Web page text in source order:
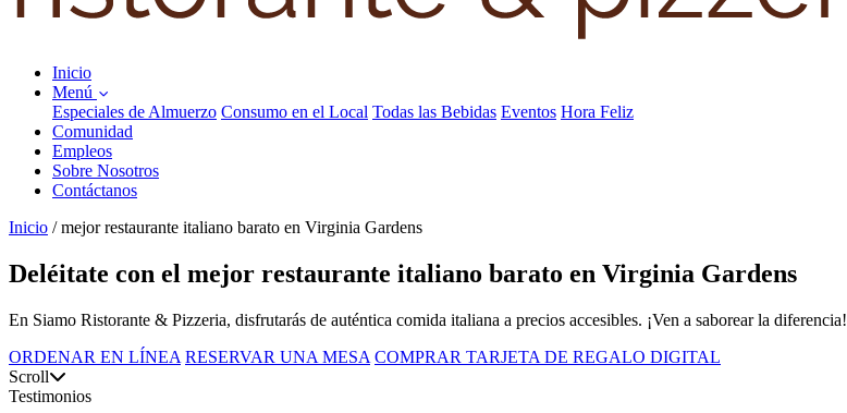
Inicio
Menú
Especiales de Almuerzo Consumo en el Local Todas las Bebidas Eventos Hora Feliz
Comunidad
Empleos
Sobre Nosotros
Contáctanos
Inicio / mejor restaurante italiano barato en Virginia Gardens
Deléitate con el mejor restaurante italiano barato en Virginia Gardens
En Siamo Ristorante & Pizzeria, disfrutarás de auténtica comida italiana a precios accesibles. ¡Ven a saborear la diferencia!
ORDENAR EN LÍNEA RESERVAR UNA MESA COMPRAR TARJETA DE REGALO DIGITAL
Scroll
Testimonios